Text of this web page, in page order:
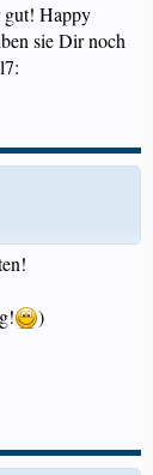
gut! Happy
sie Dir noch
)